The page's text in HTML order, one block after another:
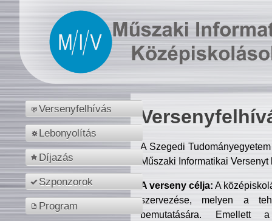
Versenyfelhívás
Lebonyolítás
Díjazás
Szponzorok
Program
A Szegedi
Műszaki Informatikai
A verseny célja: A
szervezése, melyen a
bemutatására. Emellett